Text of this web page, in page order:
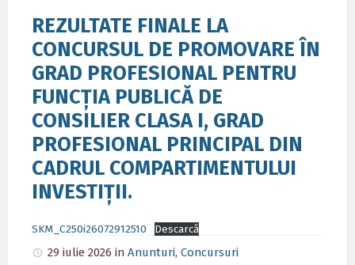
REZULTATE FINALE LA
CONCURSUL DE PROMOVARE ÎN
GRAD PROFESIONAL PENTRU
FUNCȚIA PUBLICĂ DE
CONSILIER CLASA I, GRAD
PROFESIONAL PRINCIPAL DIN
CADRUL COMPARTIMENTULUI
INVESTIȚII.
SKM_C250i26072912510 Descarcă
29 iulie 2026 in Anunturi, Concursuri